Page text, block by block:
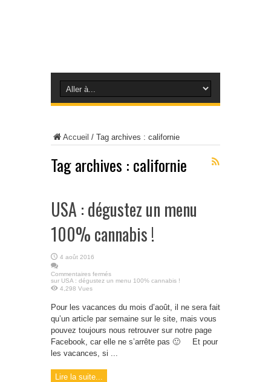
Accueil / Tag archives : californie
Tag archives : californie
USA : dégustez un menu
100% cannabis !
4 août 2016
Commentaires fermés
sur USA : dégustez un menu 100% cannabis !
4,298 Vues
Pour les vacances du mois d’août, il ne sera fait
qu’un article par semaine sur le site, mais vous
pouvez toujours nous retrouver sur notre page
Facebook, car elle ne s’arrête pas 🙂 Et pour
les vacances, si ...
Lire la suite...